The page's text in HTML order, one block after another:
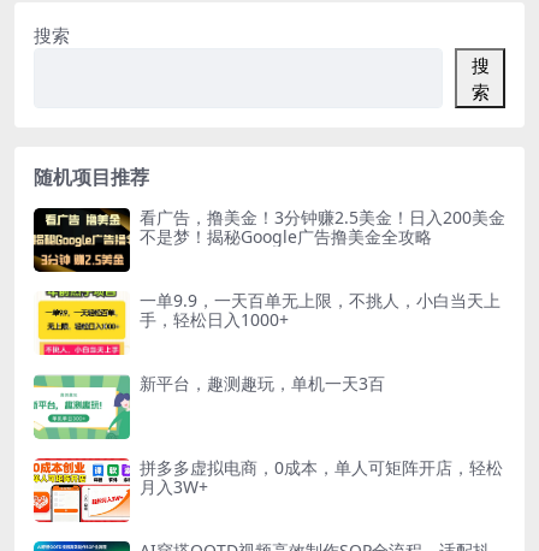
搜索
搜
索
随机项目推荐
看广告，撸美金！3分钟赚2.5美金！日入200美金
不是梦！揭秘Google广告撸美金全攻略
一单9.9，一天百单无上限，不挑人，小白当天上
手，轻松日入1000+
新平台，趣测趣玩，单机一天3百
拼多多虚拟电商，0成本，单人可矩阵开店，轻松
月入3W+